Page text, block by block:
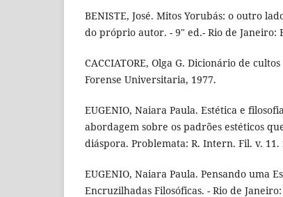
BENISTE, José. Mitos Yorubás: o outro
do próprio autor. - 9" ed.- Rio de Janeiro:
CACCIATORE, Olga G. Dicionário de
Forense Universitaria, 1977.
EUGENIO, Naiara Paula. Estética e
abordagem sobre os padrões estéticos
diáspora. Problemata: R. Intern. Fil. v. 11.
EUGENIO, Naiara Paula. Pensando uma
Encruzilhadas Filosóficas. - Rio de